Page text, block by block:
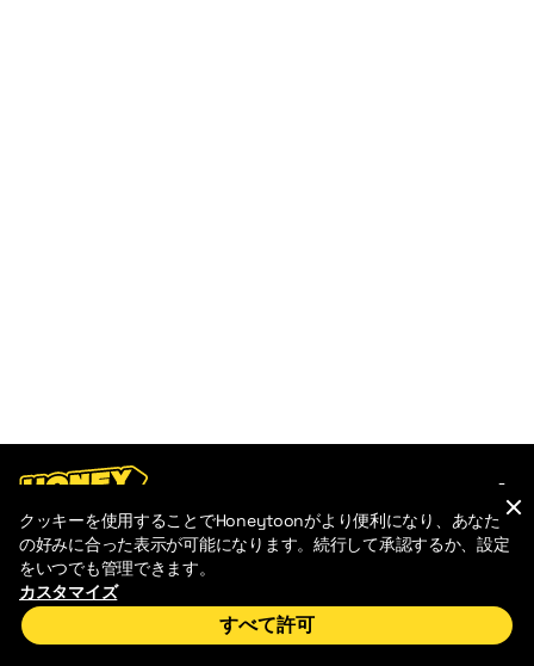
お問い合わせ支払いと返金ポリシー
プライバシーポリシー
2026 HoneyToon. All Rights Reserved
クッキーを使用することでHoneytoonがより便利になり、あなた
の好みに合った表示が可能になります。続行して承認するか、設定
をいつでも管理できます。
カスタマイズ
すべて許可